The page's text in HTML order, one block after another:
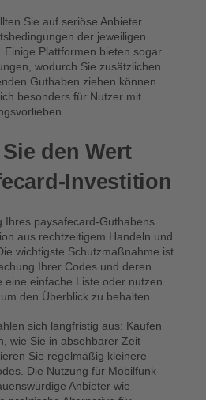
Sie auf seriöse Anbieter
der jeweiligen
Plattformen bieten sogar
wodurch Sie zusätzlichen
Guthaben ziehen können.
besonders für Nutzer mit
den Wert
Investition
Ihres paysafecard-Guthabens
aus rechtzeitigem Handeln und
wichtigste Schutzmaßnahme ist
Ihrer Codes und deren
eine einfache Liste oder nutzen
den Überblick zu behalten.
sich langfristig aus: Kaufen
wie Sie in absehbarer Zeit
Sie regelmäßig kleinere
Die Nutzung für Mobilfunk-
Anbieter wie